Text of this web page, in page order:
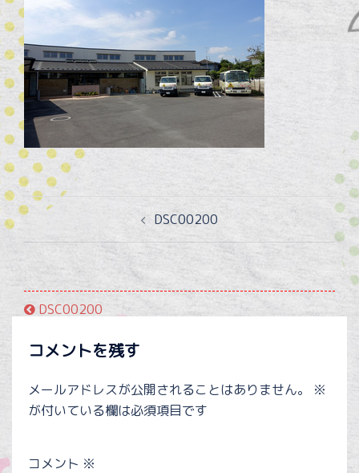
投
ナ
ゲ
ー
シ
ョ
ン
DSC00200
DSC00200
コメントを残す
メールアドレスが公開されることはありません。
※
が付いている欄は必須項目です
コメント ※